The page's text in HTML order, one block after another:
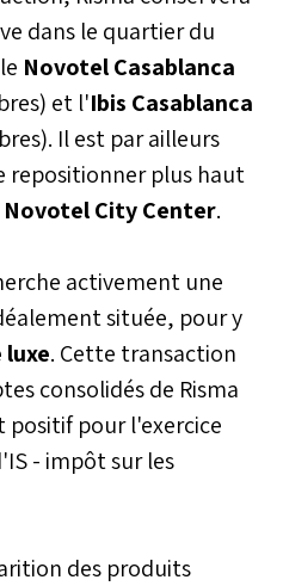
acteur de
de l’hôtellerie
a obtenu le visa
marocaine du
des capitaux
pour procéder à
augmentation de
de 450 millions de
confirmant ainsi
comme un
touristique
dans le quartier du
Novotel Casablanca
et l'Ibis Casablanca
Il est par ailleurs
repositionner plus haut
Novotel City Center.
activement une
située, pour y
. Cette transaction
consolidés de Risma
pour l'exercice
- impôt sur les
des produits